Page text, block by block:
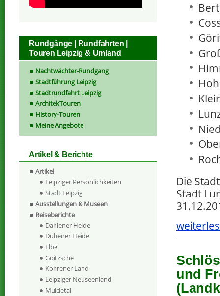
Die
Stadt
und
Rundgänge | Rundfahrten |
Touren Leipzig & Umland
Nachtwächter-Rundgang
Stadtführung Leipzig
Stadtrundfahrt Leipzig
ArchitekTouren
History-Touren
Meine Angebote
Artikel & Berichte
Artikel
Leipziger Persönlichkeiten
Stadt Leipzig
Ausstellungen & Museen
Reiseberichte
Dahlener Heide
Dübener Heide
Elbe
Goitzsche
Kohrener Land
Leipziger Neuseenland
Muldetal